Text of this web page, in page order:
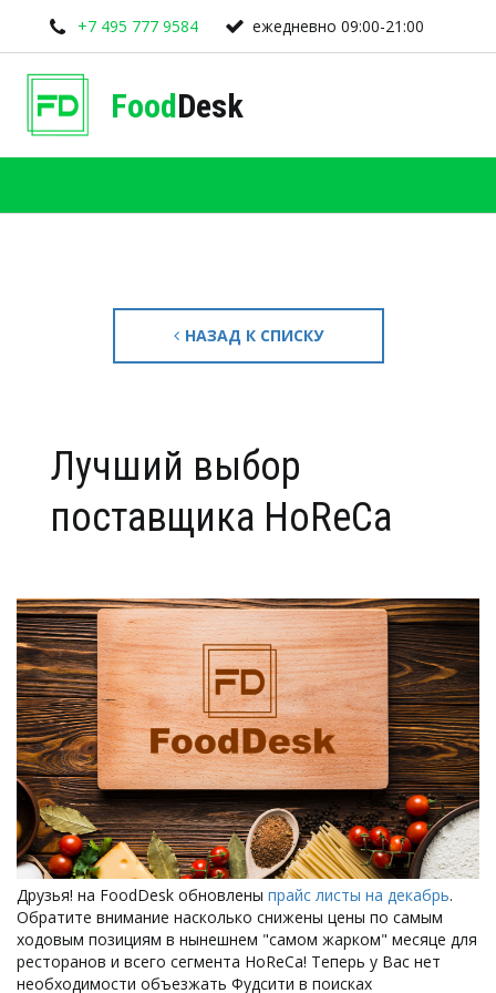
+7 495 777 9584 ежедневно 09:00-21:00
FoodDesk
НАЗАД К СПИСКУ
Лучший выбор
поставщика HoReCa
Друзья! на FoodDesk обновлены прайс листы на декабрь.
Обратите внимание насколько снижены цены по самым
ходовым позициям в нынешнем "самом жарком" месяце для
ресторанов и всего сегмента HoReCa! Теперь у Вас нет
необходимости объезжать Фудсити в поисках